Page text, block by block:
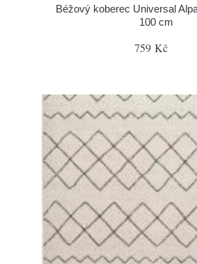
Béžový koberec Universal
100 cm
759 Kč